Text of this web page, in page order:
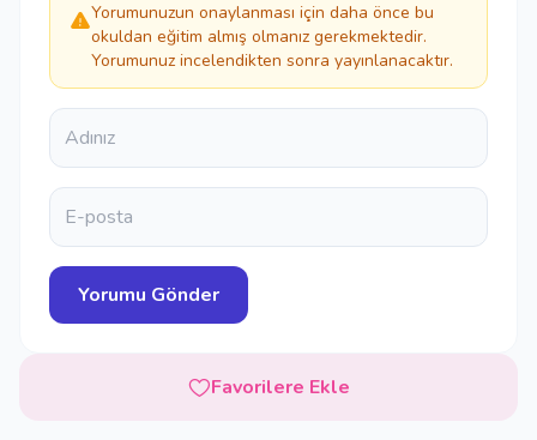
Yorumunuzun onaylanması için daha önce bu
okuldan eğitim almış olmanız gerekmektedir.
Yorumunuz incelendikten sonra yayınlanacaktır.
Favorilere Ekle